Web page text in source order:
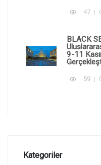
47
BLACK
9-11
59
Kategoriler